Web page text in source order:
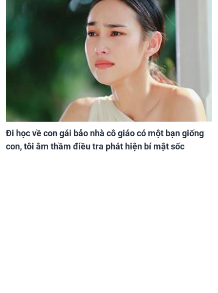
Đi học về con gái bảo nhà cô giáo có một bạn giống
con, tôi âm thầm điều tra phát hiện bí mật sốc